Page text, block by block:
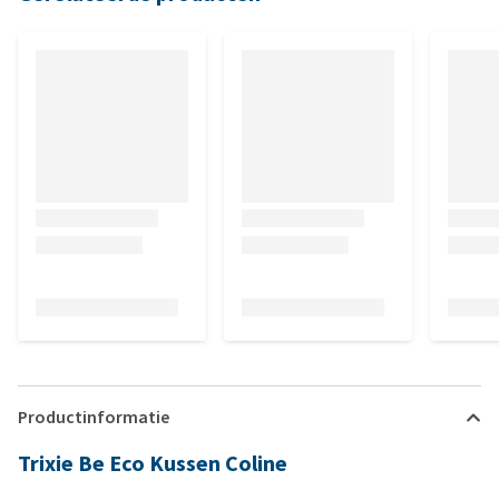
Productinformatie
Trixie Be Eco Kussen Coline